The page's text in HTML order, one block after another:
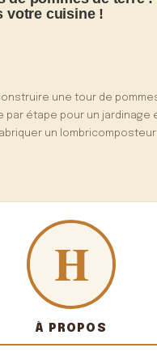
une tour de
par étape pour un jardinage
un
À PROPOS